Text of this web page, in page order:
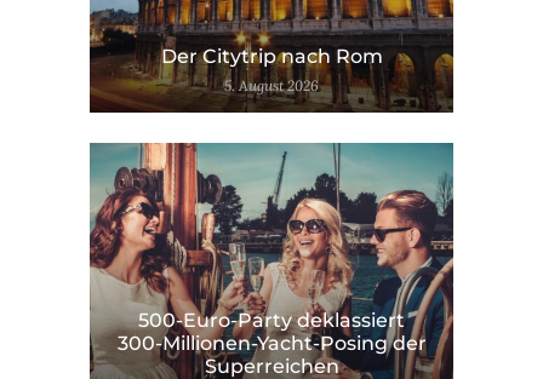
Der Citytrip nach Rom
5. August 2026
500-Euro-Party deklassiert
300-Millionen-Yacht-Posing der
Superreichen